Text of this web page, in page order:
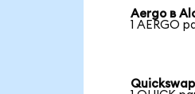
Aergo в
1 AERGO